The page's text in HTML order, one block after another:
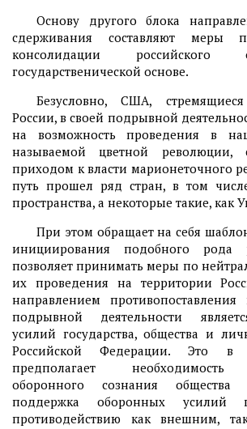
Основу другого блока
сдерживания составляют меры
консолидации
государственической основе.
Безусловно, США,
России, в своей подрывной
на возможность проведения в
называемой цветной
приходом к власти марионеточного
путь прошел ряд стран, в том
пространства, а некоторые такие, как
При этом обращает на себя
инициирования подобного рода
позволяет принимать меры по
их проведения на территории
направлением
подрывной деятельности
усилий государства, общества и
Российской Федерации. Это в
предполагает необходимость
оборонного сознания общества
поддержка оборонных усилий
противодействию как внешним,